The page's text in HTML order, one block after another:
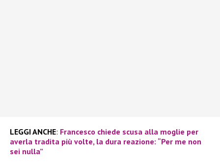
LEGGI ANCHE: Francesco chiede scusa alla moglie per
averla tradita più volte, la dura reazione: “Per me non
sei nulla”